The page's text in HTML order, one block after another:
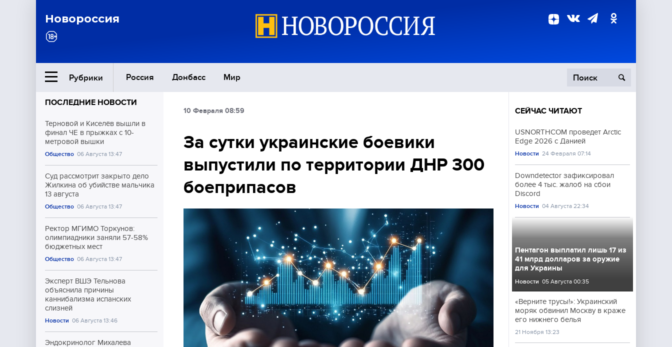
Новороссия
Рубрики Россия Донбасс Мир
Ближний Восток
Общество
Экономика
Происшествия
Культура
ПОСЛЕДНИЕ НОВОСТИ
Терновой и Киселёв вышли в
финал ЧЕ в прыжках с 10-
метровой вышки
Общество 06 Августа 13:47
Суд рассмотрит закрыто дело
Жилкина об убийстве мальчика
13 августа
Общество 06 Августа 13:47
Ректор МГИМО Торкунов:
олимпиадники заняли 57-58%
бюджетных мест
Общество 06 Августа 13:47
Эксперт ВШЭ Тельнова
объяснила причины
каннибализма испанских
слизней
Новости 06 Августа 13:46
Эндокринолог Михалева
10 Февраля 08:59
За сутки украинские боевики
выпустили по территории ДНР 300
боеприпасов
СЕЙЧАС ЧИТАЮТ
USNORTHCOM проведет Arctic
Edge 2026 с Данией
Новости 24 Февраля 07:14
Downdetector зафиксировал
более 4 тыс. жалоб на сбои
Discord
Новости 04 Августа 22:34
Пентагон выплатил лишь 17 из
41 млрд долларов за оружие
для Украины
Новости 05 Августа 00:35
«Верните трусы!»: Украинский
моряк обвинил Москву в краже
его нижнего белья
21 Ноября 13:23